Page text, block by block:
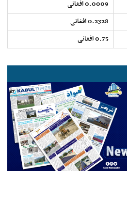
0.0009 افغانی
0.2328 افغانی
0.75 افغانی